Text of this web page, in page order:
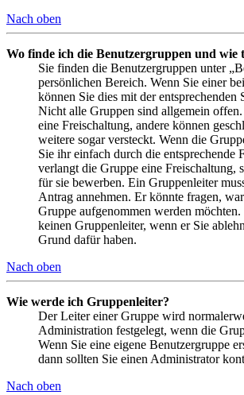
Nach oben
Wo finde ich die Benutzergruppen und wie
Sie finden die Benutzergruppen unter
persönlichen Bereich. Wenn Sie einer
können Sie dies mit der entsprechenden
Nicht alle Gruppen sind allgemein
eine Freischaltung, andere können
weitere sogar versteckt. Wenn die
Sie ihr einfach durch die entsprechende
verlangt die Gruppe eine Freischaltung,
für sie bewerben. Ein Gruppenleiter
Antrag annehmen. Er könnte fragen,
Gruppe aufgenommen werden
keinen Gruppenleiter, wenn er Sie
Grund dafür haben.
Nach oben
Wie werde ich Gruppenleiter?
Der Leiter einer Gruppe wird
Administration festgelegt, wenn die
Wenn Sie eine eigene Benutzergruppe
dann sollten Sie einen Administrator
Nach oben